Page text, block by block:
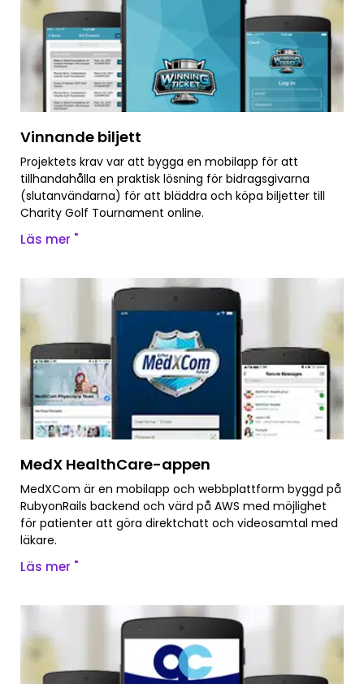
Vinnande biljett
Projektets krav var att bygga en mobilapp för att
tillhandahålla en praktisk lösning för bidragsgivarna
(slutanvändarna) för att bläddra och köpa biljetter till
Charity Golf Tournament online.
Läs mer "
MedX HealthCare-appen
MedXCom är en mobilapp och webbplattform byggd på
RubyonRails backend och värd på AWS med möjlighet
för patienter att göra direktchatt och videosamtal med
läkare.
Läs mer "